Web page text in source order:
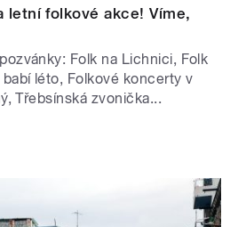
letní folkové akce! Víme,
Folk na Lichnici, Folk
léto, Folkové koncerty v
Třebsínská zvonička...